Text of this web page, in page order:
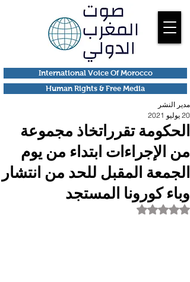
Human Rights & Free Media
International Voice Of Morocco
الحكومة تقرراتخاذ مجموعة
من الإجراءات ابتداء من يوم
الجمعة المقبل للحد من انتشار
وباء كورونا المستجد
مدير النشر
20 يوليو 2021
تم التقييم بـ ليس رقمًا من أصل 5 نجوم.